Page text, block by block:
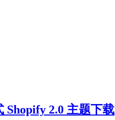
Shopify 2.0 主题下载